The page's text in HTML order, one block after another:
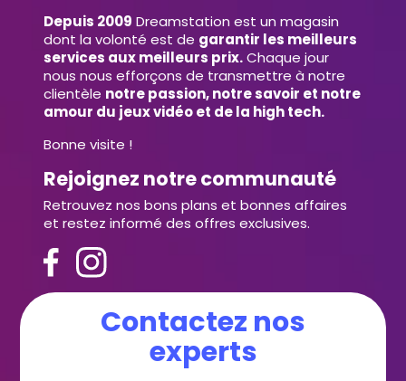
Depuis 2009 Dreamstation est un magasin
dont la volonté est de garantir les meilleurs
services aux meilleurs prix.Chaque jour
nous nous efforçons de transmettre à notre
clientèle notre passion, notre savoir et notre
amour du jeux vidéo et de la high tech.
Bonne visite !
Rejoignez notre communauté
Retrouvez nos bons plans et bonnes affaires
et restez informé des offres exclusives.
Contactez nos
experts